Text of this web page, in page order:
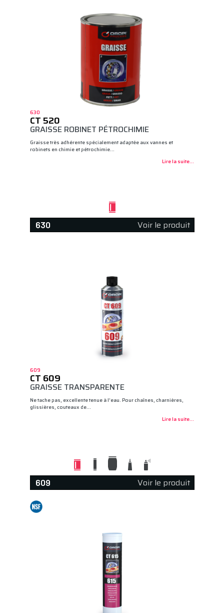
630
CT 520
GRAISSE ROBINET PÉTROCHIMIE
Graisse très adhérente spécialement adaptée aux vannes et
robinets en chimie et pétrochimie…
Lire la suite...
630 Voir le produit
609
CT 609
GRAISSE TRANSPARENTE
Ne tache pas, excellente tenue à l’eau. Pour chaînes, charnières,
glissières, couteaux de…
Lire la suite...
609 Voir le produit